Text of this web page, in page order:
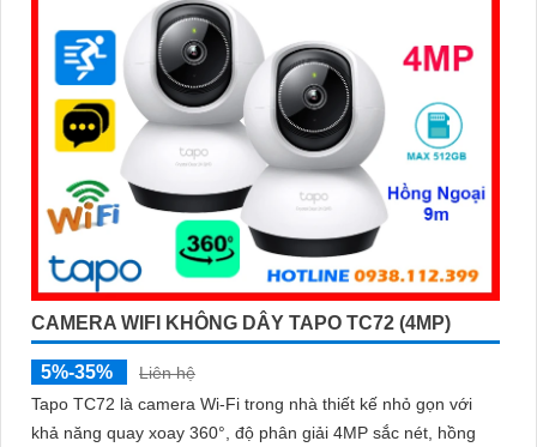
CAMERA WIFI KHÔNG DÂY TAPO TC72 (4MP)
5%-35%
Liên hệ
Tapo TC72 là camera Wi-Fi trong nhà thiết kế nhỏ gọn với
khả năng quay xoay 360°, độ phân giải 4MP sắc nét, hồng